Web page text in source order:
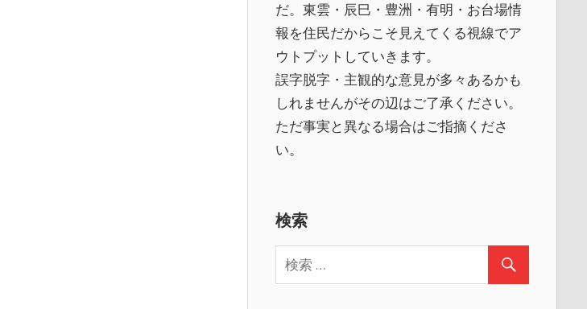
だ。東雲・辰巳・豊洲・有明・お台場情
報を住民だからこそ見えてくる視線でア
ウトプットしていきます。
誤字脱字・主観的な意見が多々あるかも
しれませんがその辺はご了承ください。
ただ事実と異なる場合はご指摘くださ
い。
検索